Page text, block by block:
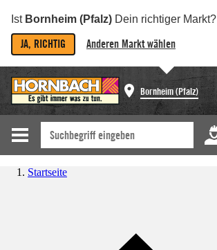
Ist Bornheim (Pfalz) Dein richtiger Markt?
JA, RICHTIG Anderen Markt wählen
Bornheim (Pfalz)
Startseite